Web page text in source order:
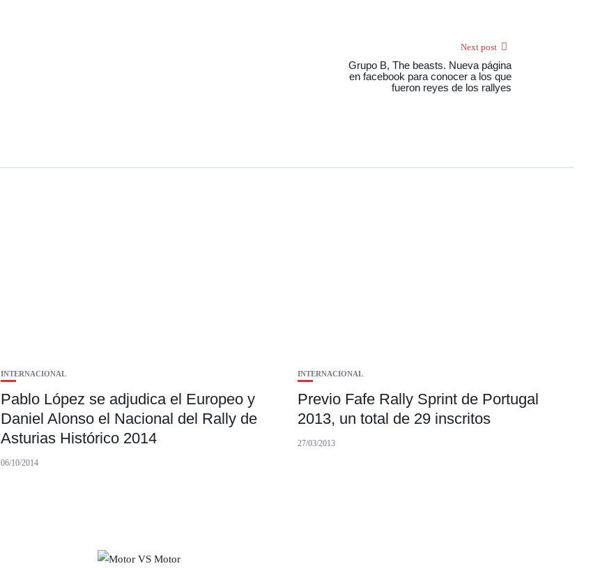
Next post
Grupo B, The beasts. Nueva página
en facebook para conocer a los que
fueron reyes de los rallyes
INTERNACIONAL
Pablo López se adjudica el Europeo y
Daniel Alonso el Nacional del Rally de
Asturias Histórico 2014
06/10/2014
INTERNACIONAL
Previo Fafe Rally Sprint de Portugal
2013, un total de 29 inscritos
27/03/2013